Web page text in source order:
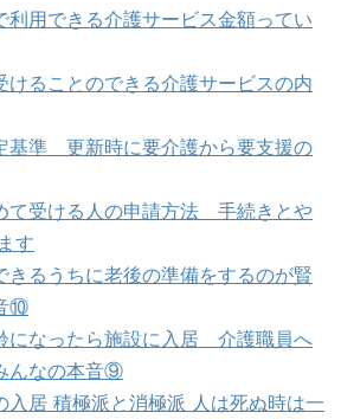
利用できる介護サービス金額ってい
けることのできる介護サービスの内
基準 更新時に要介護から要支援の
て受ける人の申請方法 手続きとや
す
きるうちに老後の準備をするのが賢
⑩
になったら施設に入居 介護職員へ
んなの本音⑨
入居 積極派と消極派 人は死ぬ時は一